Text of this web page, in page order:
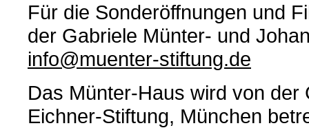
Für die Sonderöffnungen und
der Gabriele Münter- und
info@muenter-stiftung.de
Das Münter-Haus wird von
Eichner-Stiftung, München